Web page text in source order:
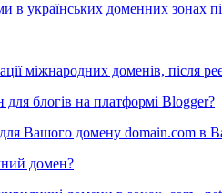
в українських доменних зонах
міжнародних доменів, після
блогів на платформі Blogger?
Вашого домену domain.com в
домен?